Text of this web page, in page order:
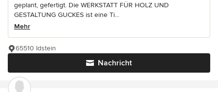
geplant, gefertigt. Die WERKSTATT FÜR HOLZ UND
GESTALTUNG GUCKES ist eine Ti...
Mehr
Nachricht
65510 Idstein